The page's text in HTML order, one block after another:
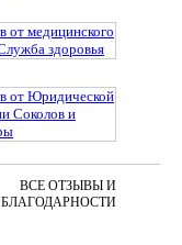
ВСЕ ОТЗЫВЫ И
БЛАГОДАРНОСТИ